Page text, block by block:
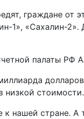
граждане от
1», «Сахалин-
палаты РФ
низкой
нашей стране.